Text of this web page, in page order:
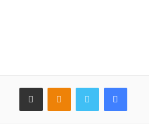
فيسبوكتويتر Odnoklassniki
مشاركة عبر البريد